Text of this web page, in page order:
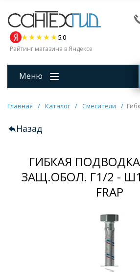
5.0
Рейтинг магазина в Яндексе
Меню
Главная / Каталог / Смесители /
Назад
ГИБКАЯ
ЗАЩ.ОБОЛ. Г1/2 -
FRAP